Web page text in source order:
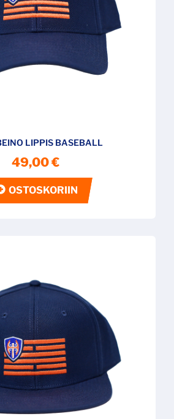
LIPPIS BASEBALL
49,00 €
OSTOSKORIIN